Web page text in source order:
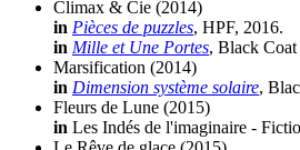
Climax & Cie (2014)
in Pièces de puzzles, HPF, 2016.
in Mille et Une Portes, Black
Marsification (2014)
in Dimension système solaire,
Fleurs de Lune (2015)
in Les Indés de l'imaginaire -